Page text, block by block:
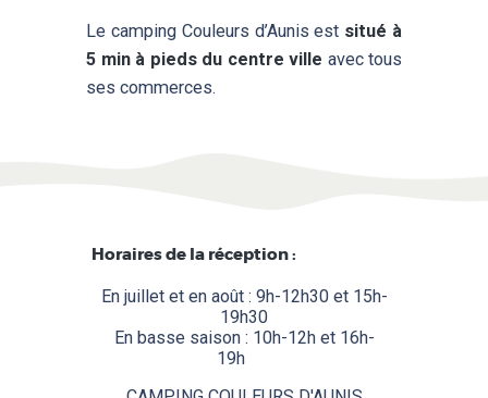
Le camping Couleurs d’Aunis est situé à
5 min à pieds du centre ville avec tous
ses commerces.
Horaires de la réception :
En juillet et en août : 9h-12h30 et 15h-
19h30
En basse saison : 10h-12h et 16h-
19h